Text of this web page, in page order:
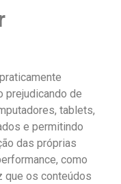
prejudicando de
tablets,
e permitindo
das próprias
como
que os conteúdos